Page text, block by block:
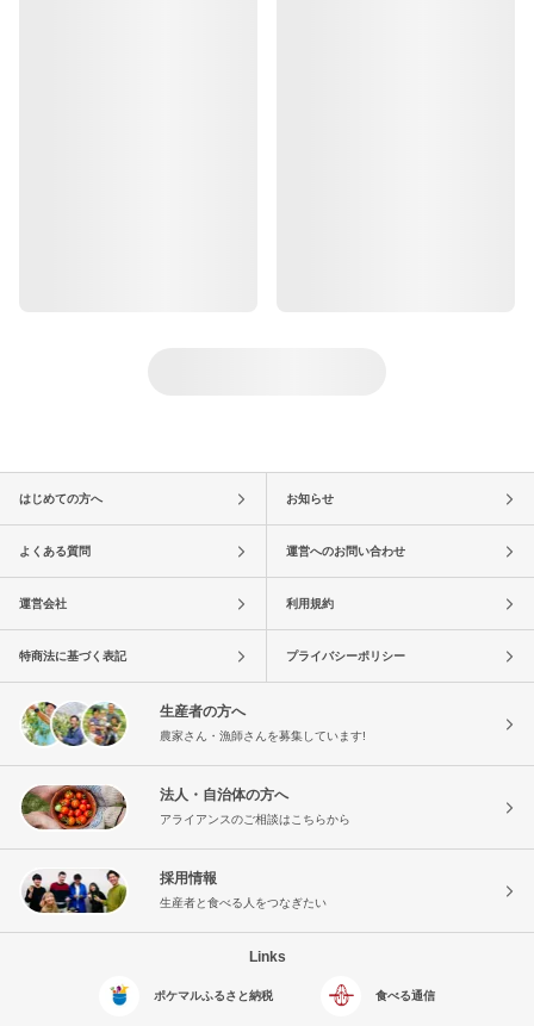
はじめての方へ お知らせ
よくある質問 運営へのお問い合わせ
運営会社 利用規約
特商法に基づく表記 プライバシーポリシー
生産者の方へ
農家さん・漁師さんを募集しています!
法人・自治体の方へ
アライアンスのご相談はこちらから
採用情報
生産者と食べる人をつなぎたい
Links
ポケマルふるさと納税 食べる通信